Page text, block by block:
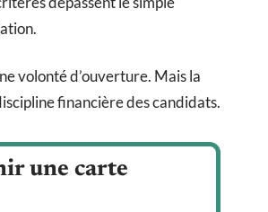
volonté d’ouverture. Mais la
financière des candidats.
une carte